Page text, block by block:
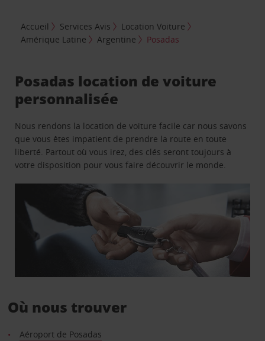
Accueil Services Avis
Location Voiture
Amérique Latine
Argentine Posadas
Posadas location de voiture
personnalisée
Nous rendons la location de voiture facile car nous savons
que vous êtes impatient de prendre la route en toute
liberté. Partout où vous irez, des clés seront toujours à
votre disposition pour vous faire découvrir le monde.
Où nous trouver
Aéroport de Posadas